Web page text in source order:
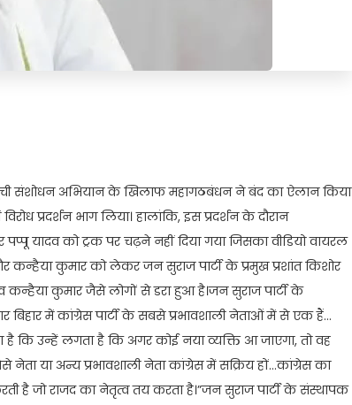
संशोधन अभियान के खिलाफ महागठबंधन ने बंद का ऐलान किया
प्रदर्शन भाग लिया। हालांकि, इस प्रदर्शन के दौरान
पप्पू यादव को ट्रक पर चढ़ने नहीं दिया गया जिसका वीडियो वायरल
कन्हैया कुमार को लेकर जन सुराज पार्टी के प्रमुख प्रशांत किशोर
कन्हैया कुमार जैसे लोगों से डरा हुआ है।जन सुराज पार्टी के
बिहार में कांग्रेस पार्टी के सबसे प्रभावशाली नेताओं में से एक हैं…
कि उन्हें लगता है कि अगर कोई नया व्यक्ति आ जाएगा, तो वह
या अन्य प्रभावशाली नेता कांग्रेस में सक्रिय हों…कांग्रेस का
है जो राजद का नेतृत्व तय करता है।”जन सुराज पार्टी के संस्थापक